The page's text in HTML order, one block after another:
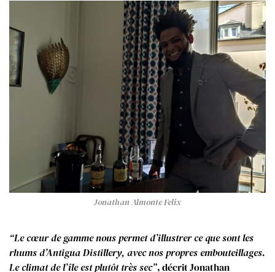
Jonathan Almonte Felix
“Le cœur de gamme nous permet d’illustrer ce que sont les
rhums d’Antigua Distillery, avec nos propres embouteillages.
Le climat de l’île est plutôt très sec”, décrit Jonathan